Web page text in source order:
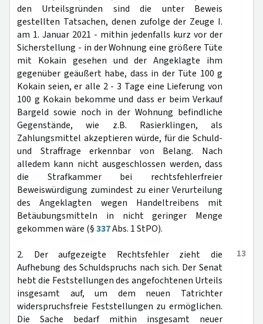
den Urteilsgründen sind die unter Beweis
gestellten Tatsachen, denen zufolge der Zeuge I.
am 1. Januar 2021 - mithin jedenfalls kurz vor der
Sicherstellung - in der Wohnung eine größere Tüte
mit Kokain gesehen und der Angeklagte ihm
gegenüber geäußert habe, dass in der Tüte 100 g
Kokain seien, er alle 2 - 3 Tage eine Lieferung von
100 g Kokain bekomme und dass er beim Verkauf
Bargeld sowie noch in der Wohnung befindliche
Gegenstände, wie z.B. Rasierklingen, als
Zahlungsmittel akzeptieren würde, für die Schuld-
und Straffrage erkennbar von Belang. Nach
alledem kann nicht ausgeschlossen werden, dass
die Strafkammer bei rechtsfehlerfreier
Beweiswürdigung zumindest zu einer Verurteilung
des Angeklagten wegen Handeltreibens mit
Betäubungsmitteln in nicht geringer Menge
gekommen wäre (§337Abs. 1 StPO).
13
2. Der aufgezeigte Rechtsfehler zieht die
Aufhebung des Schuldspruchs nach sich. Der Senat
hebt die Feststellungen des angefochtenen Urteils
insgesamt auf, um dem neuen Tatrichter
widerspruchsfreie Feststellungen zu ermöglichen.
Die Sache bedarf mithin insgesamt neuer